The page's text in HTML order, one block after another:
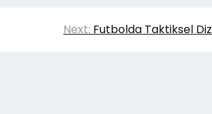
Next: Futbolda Taktiksel